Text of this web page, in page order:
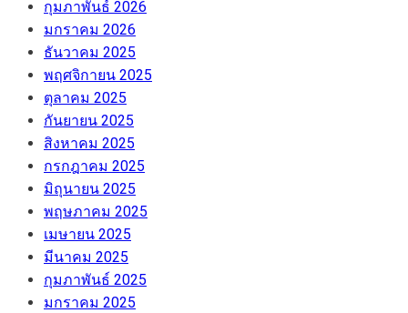
กุมภาพันธ์ 2026
มกราคม 2026
ธันวาคม 2025
พฤศจิกายน 2025
ตุลาคม 2025
กันยายน 2025
สิงหาคม 2025
กรกฎาคม 2025
มิถุนายน 2025
พฤษภาคม 2025
เมษายน 2025
มีนาคม 2025
กุมภาพันธ์ 2025
มกราคม 2025